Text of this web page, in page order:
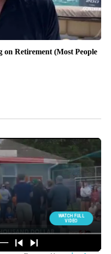
Retirement (Most People